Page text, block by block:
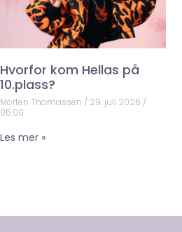
Hvorfor kom Hellas på
10.plass?
Morten Thomassen
29. juli 2026
05:00
Les mer »